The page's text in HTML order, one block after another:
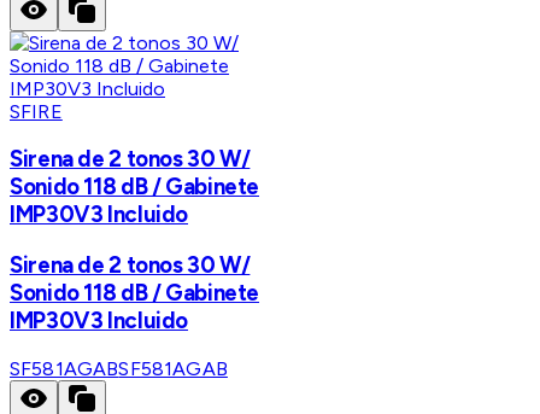
SFIRE
Sirena de 2 tonos 30 W/
Sonido 118 dB / Gabinete
IMP30V3 Incluido
Sirena de 2 tonos 30 W/
Sonido 118 dB / Gabinete
IMP30V3 Incluido
SF581AGABSF581AGAB